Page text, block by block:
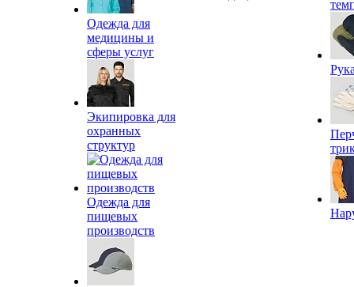
Одежда для
медицины и
сферы услуг
Экипировка для
охранных
структур
Одежда для
пищевых
производств